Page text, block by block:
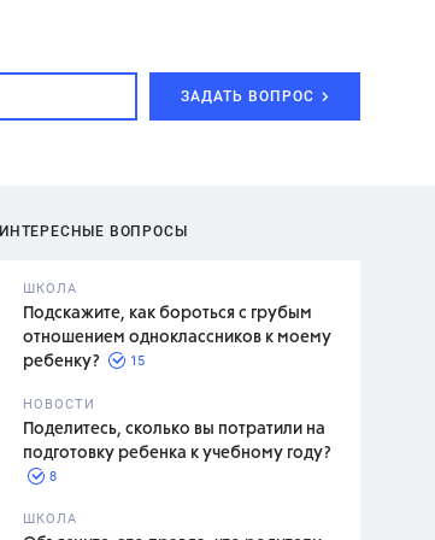
ЗАДАТЬ ВОПРОС
ИНТЕРЕСНЫЕ ВОПРОСЫ
ШКОЛА
Подскажите, как бороться с грубым
отношением одноклассников к моему
ребенку?
15
НОВОСТИ
Поделитесь, сколько вы потратили на
подготовку ребенка к учебному году?
8
ШКОЛА